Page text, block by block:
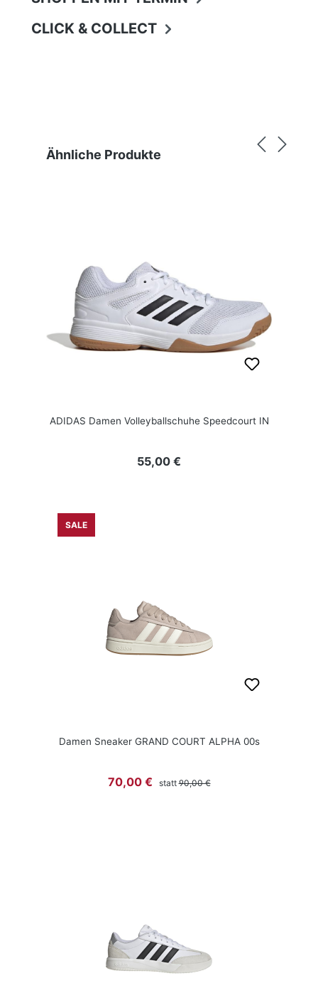
CLICK & COLLECT
Produktgalerie überspringen
Ähnliche Produkte
ADIDAS Damen Volleyballschuhe Speedcourt IN
Regulärer Preis:
55,00 €
SALE
Damen Sneaker GRAND COURT ALPHA 00s
Verkaufspreis:
70,00 € stattRegulärer Preis:
90,00 €